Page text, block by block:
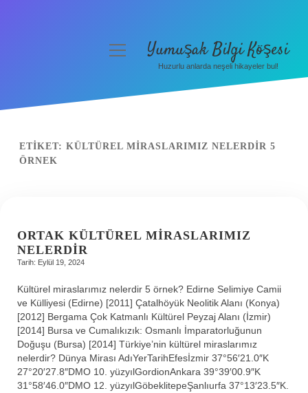
Gizlilik Politikası
Yasal Uyarı
menüyü
aç
Yumuşak Bilgi Köşesi
Huzurlu anlarda neşeli hikayeler bul!
ETIKET: KÜLTÜREL MIRASLARIMIZ NELERDIR 5
ÖRNEK
ORTAK KÜLTÜREL MIRASLARIMIZ
NELERDIR
Tarih: Eylül 19, 2024
Kültürel miraslarımız nelerdir 5 örnek? Edirne Selimiye Camii
ve Külliyesi (Edirne) [2011] Çatalhöyük Neolitik Alanı (Konya)
[2012] Bergama Çok Katmanlı Kültürel Peyzaj Alanı (İzmir)
[2014] Bursa ve Cumalıkızık: Osmanlı İmparatorluğunun
Doğuşu (Bursa) [2014] Türkiye’nin kültürel miraslarımız
nelerdir? Dünya Mirası AdıYerTarihEfesİzmir 37°56′21.0″K
27°20′27.8″DMO 10. yüzyılGordionAnkara 39°39′00.9″K
31°58′46.0″DMO 12. yüzyılGöbeklitepeŞanlıurfa 37°13′23.5″K.